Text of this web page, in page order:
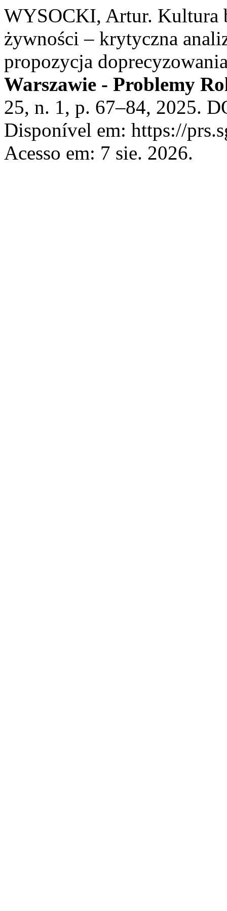
WYSOCKI, Artur. Kultura
żywności – krytyczna
propozycja
Warszawie - Problemy
25, n. 1, p. 67–84, 2025.
Disponível em: https://
Acesso em: 7 sie. 2026.